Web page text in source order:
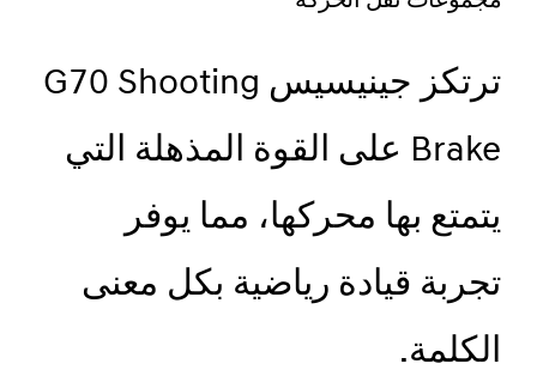
ترتكز جينيسيس G70 Shooting
Brake على القوة المذهلة التي
يتمتع بها محركها، مما يوفر
تجربة قيادة رياضية بكل معنى
الكلمة.